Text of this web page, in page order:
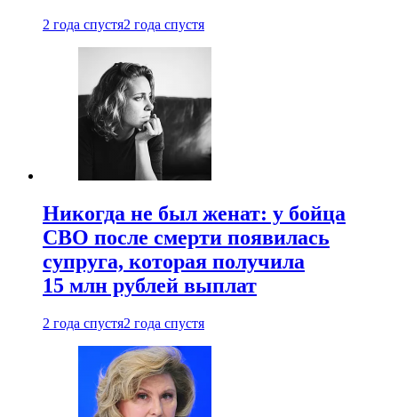
2 года спустя2 года спустя
Никогда не был женат: у бойца
СВО после смерти появилась
супруга, которая получила
15 млн рублей выплат
2 года спустя2 года спустя